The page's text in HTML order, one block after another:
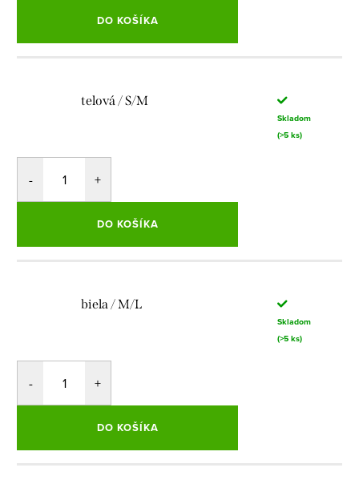
DO KOŠÍKA
telová / S/M
Skladom
(>5 ks)
DO KOŠÍKA
biela / M/L
Skladom
(>5 ks)
DO KOŠÍKA